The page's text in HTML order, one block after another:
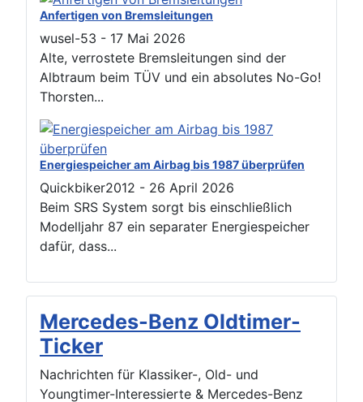
Anfertigen von Bremsleitungen
wusel-53 - 17 Mai 2026
Alte, verrostete Bremsleitungen sind der
Albtraum beim TÜV und ein absolutes No-Go!
Thorsten...
Energiespeicher am Airbag bis 1987 überprüfen
Quickbiker2012 - 26 April 2026
Beim SRS System sorgt bis einschließlich
Modelljahr 87 ein separater Energiespeicher
dafür, dass...
Mercedes-Benz Oldtimer-
Ticker
Nachrichten für Klassiker-, Old- und
Youngtimer-Interessierte & Mercedes-Benz